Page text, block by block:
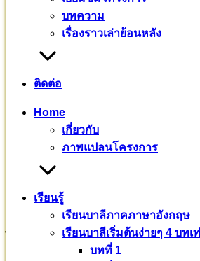
บทความ
เรื่องราวเล่าย้อนหลัง
ติดต่อ
Home
เกี่ยวกับ
ภาพแปลนโครงการ
เรียนรู้
เรียนบาลีภาคภาษาอังกฤษ
เรียนบาลีเริ่มต้นง่ายๆ 4 บทเ
บทที่ 1
ปัจจุบัน ที่ดินทั้ง ๓ โฉนด รวมกันเกือบ ๖
ดร.ภัสส์กุญช์ โสภณอนันต์กิจ บุตรชาย
เป็นสมบัติของมหาวิทยาลัยมหาจุฬาลง
เรียบร้อยแล้ว ที่ดินผืนนี้ ติดถนนลาดยา
เงินหลายล้านบาท ไม่มีศรัทธาอันหนักแ
ไม่สามารถทำทานเช่นนี้ได้